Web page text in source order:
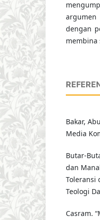
dengan
membina
Bakar,
Media
Butar-
dan
Toleransi
Teologi
Casram.